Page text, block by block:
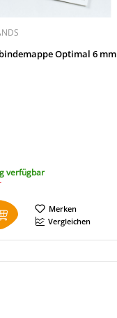
Optimal 6 mm
verfügbar
Merken
Vergleichen